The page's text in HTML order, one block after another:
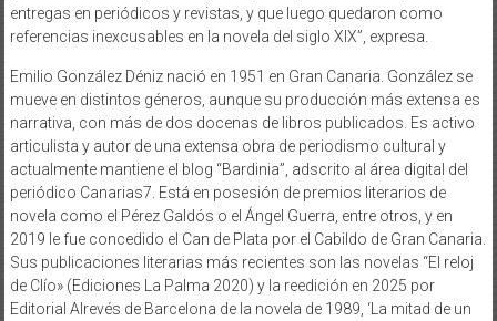
entregas en periódicos y revistas, y que luego quedaron como
referencias inexcusables en la novela del siglo XIX”, expresa.
Emilio González Déniz nació en 1951 en Gran Canaria. González se
mueve en distintos géneros, aunque su producción más extensa es
narrativa, con más de dos docenas de libros publicados. Es activo
articulista y autor de una extensa obra de periodismo cultural y
actualmente mantiene el blog “Bardinia”, adscrito al área digital del
periódico Canarias7. Está en posesión de premios literarios de
novela como el Pérez Galdós o el Ángel Guerra, entre otros, y en
2019 le fue concedido el Can de Plata por el Cabildo de Gran Canaria.
Sus publicaciones literarias más recientes son las novelas “El reloj
de Clío» (Ediciones La Palma 2020) y la reedición en 2025 por
Editorial Alrevés de Barcelona de la novela de 1989, ‘La mitad de un